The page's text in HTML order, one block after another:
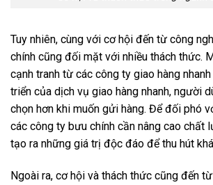
Tuy nhiên, cùng với cơ hội đến từ công
chính cũng đối mặt với nhiều thách thức.
cạnh tranh từ các công ty giao hàng
triển của dịch vụ giao hàng nhanh, người
chọn hơn khi muốn gửi hàng. Để đối phó
các công ty bưu chính cần nâng cao chất
tạo ra những giá trị độc đáo để thu hút
Ngoài ra, cơ hội và thách thức cũng đến